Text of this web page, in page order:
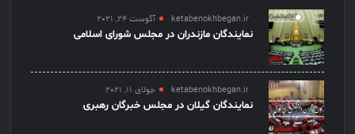
ketabenokhbegan.ir آگوست 24, 2021
نمایندگان مازندران در مجلس شورای اسلامی
ketabenokhbegan.ir جولای 11, 2021
نمایندگان گیلان در مجلس خبرگان رهبری